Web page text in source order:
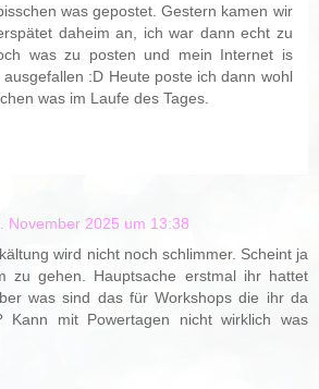
was gepostet. Gestern kamen wir
daheim an, ich war dann echt zu
was zu posten und mein Internet is
:D Heute poste ich dann wohl
was im Laufe des Tages.
November 2025 um 13:38
wird nicht noch schlimmer. Scheint ja
zu gehen. Hauptsache erstmal ihr hattet
was sind das für Workshops die ihr da
Kann mit Powertagen nicht wirklich was